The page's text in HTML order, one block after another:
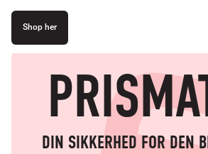
Shop her
DIN SIKKERHED FOR DEN